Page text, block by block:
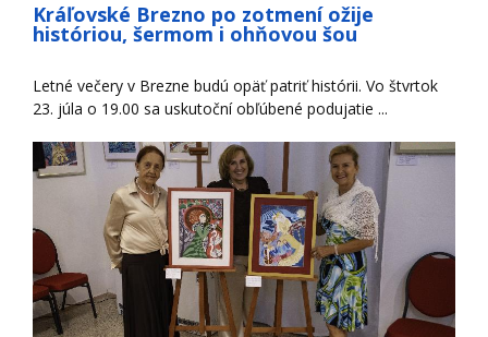
Kráľovské Brezno po zotmení ožije
históriou, šermom i ohňovou šou
Letné večery v Brezne budú opäť patriť histórii. Vo štvrtok
23. júla o 19.00 sa uskutoční obľúbené podujatie ...